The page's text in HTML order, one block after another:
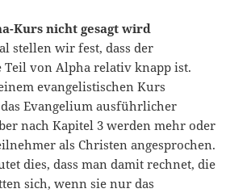
Kurs nicht gesagt wird
stellen wir fest, dass der
Teil von Alpha relativ knapp ist.
evangelistischen Kurs
Evangelium ausführlicher
nach Kapitel 3 werden mehr oder
als Christen angesprochen.
dies, dass man damit rechnet, die
sich, wenn sie nur das